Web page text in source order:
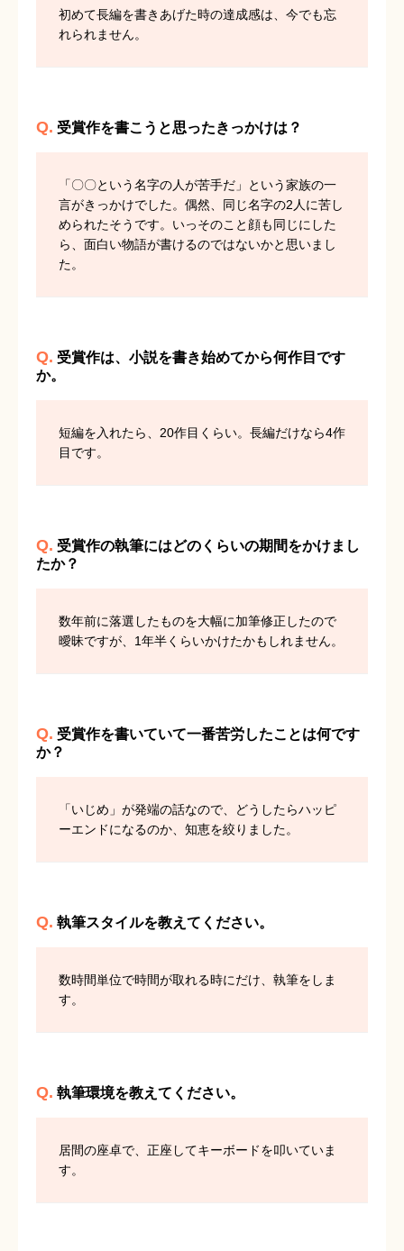
初めて長編を書きあげた時の達成感は、今でも忘
れられません。
Q. 受賞作を書こうと思ったきっかけは？
「〇〇という名字の人が苦手だ」という家族の一
言がきっかけでした。偶然、同じ名字の2人に苦し
められたそうです。いっそのこと顔も同じにした
ら、面白い物語が書けるのではないかと思いまし
た。
Q. 受賞作は、小説を書き始めてから何作目です
か。
短編を入れたら、20作目くらい。長編だけなら4作
目です。
Q. 受賞作の執筆にはどのくらいの期間をかけまし
たか？
数年前に落選したものを大幅に加筆修正したので
曖昧ですが、1年半くらいかけたかもしれません。
Q. 受賞作を書いていて一番苦労したことは何です
か？
「いじめ」が発端の話なので、どうしたらハッピ
ーエンドになるのか、知恵を絞りました。
Q. 執筆スタイルを教えてください。
数時間単位で時間が取れる時にだけ、執筆をしま
す。
Q. 執筆環境を教えてください。
居間の座卓で、正座してキーボードを叩いていま
す。